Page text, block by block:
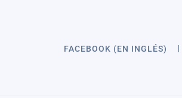
FACEBOOK (EN INGLÉS)